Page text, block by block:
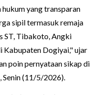
yang transparan
sipil termasuk remaja
ST, Tibakoto, Angki
Kabupaten Dogiyai," ujar
poin pernyataan sikap di
(11/5/2026).